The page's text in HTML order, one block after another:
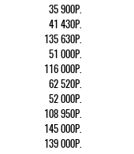
35 900Р.
41 430Р.
135 630Р.
51 000Р.
116 000Р.
62 520Р.
52 000Р.
108 950Р.
145 000Р.
139 000Р.